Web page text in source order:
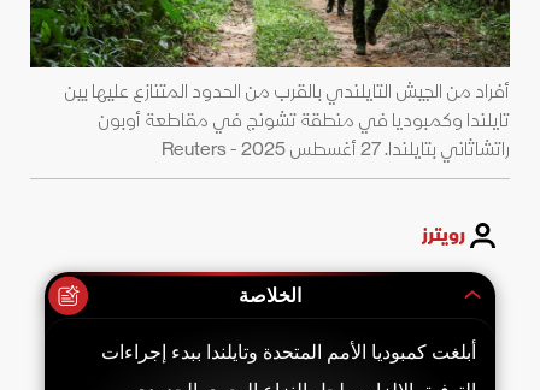
أفراد من الجيش التايلندي بالقرب من الحدود المتنازع عليها بين
تايلندا وكمبوديا في منطقة تشونج في مقاطعة أوبون
راتشاثاني بتايلندا. 27 أغسطس 2025 - Reuters
رويترز
الخلاصة
أبلغت كمبوديا الأمم المتحدة وتايلندا ببدء إجراءات